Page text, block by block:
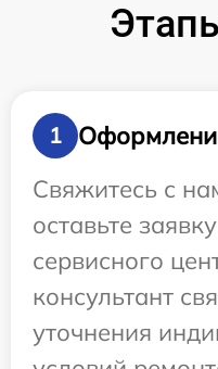
1
Свяжитесь с
оставьте
сервисного
консультант
уточнения